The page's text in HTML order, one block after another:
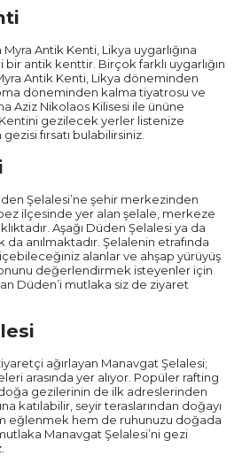
Antik Kenti, Likya uygarlığına
antik kenttir. Birçok farklı uygarlığın
Antik Kenti, Likya döneminden
döneminden kalma tiyatrosu ve
Aziz Nikolaos Kilisesi ile ününe
gezilecek yerler listenize
fırsatı bulabilirsiniz.
Şelalesi’ne şehir merkezinden
ilçesinde yer alan şelale, merkeze
Aşağı Düden Şelalesi ya da
da anılmaktadır. Şelalenin etrafında
alanlar ve ahşap yürüyüş
değerlendirmek isteyenler için
Düden’i mutlaka siz de ziyaret
ağırlayan Manavgat Şelalesi;
arasında yer alıyor. Popüler rafting
gezilerinin de ilk adreslerinden
katılabilir, seyir teraslarından doğayı
eğlenmek hem de ruhunuzu doğada
Manavgat Şelalesi’ni gezi